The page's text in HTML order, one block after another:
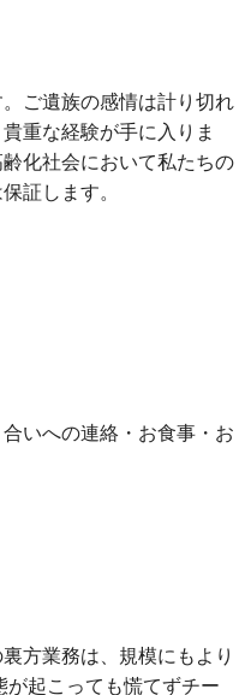
ご遺族の感情は計り切れ
重な経験が手に入りま
化社会において私たちの
証します。
いへの連絡・お食事・お
方業務は、規模にもより
が起こっても慌てずチー